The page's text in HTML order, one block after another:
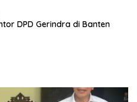
DPD Gerindra di Banten